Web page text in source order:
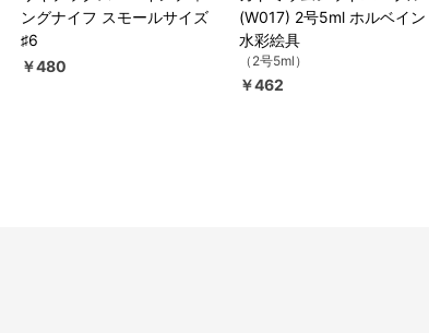
ングナイフ スモールサイズ
♯6
￥480
(W017) 2号5ml ホルベイン
水彩絵具
（2号5ml）
￥462